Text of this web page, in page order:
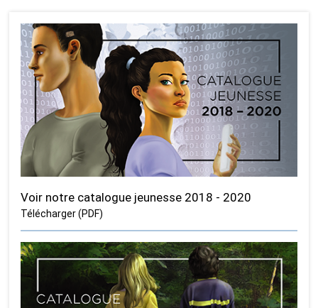
Voir notre catalogue jeunesse 2018 - 2020
Télécharger (PDF)